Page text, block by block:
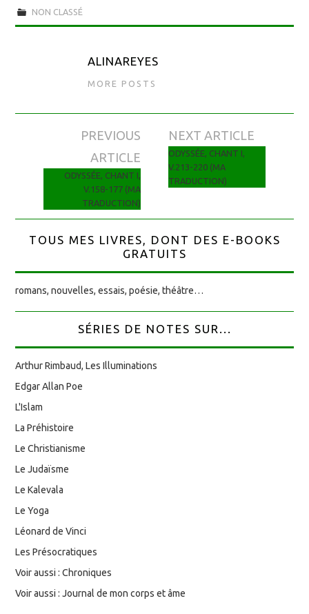
NON CLASSÉ
ALINAREYES
MORE POSTS
Navigation des articles
PREVIOUS
ARTICLE
ODYSSÉE, CHANT I,
V.158-177 (MA
TRADUCTION)
NEXT ARTICLE
ODYSSÉE, CHANT I,
V.213-220 (MA
TRADUCTION)
TOUS MES LIVRES, DONT DES E-BOOKS
GRATUITS
romans, nouvelles, essais, poésie, théâtre…
SÉRIES DE NOTES SUR...
Arthur Rimbaud, Les Illuminations
Edgar Allan Poe
L'Islam
La Préhistoire
Le Christianisme
Le Judaïsme
Le Kalevala
Le Yoga
Léonard de Vinci
Les Présocratiques
Voir aussi : Chroniques
Voir aussi : Journal de mon corps et âme